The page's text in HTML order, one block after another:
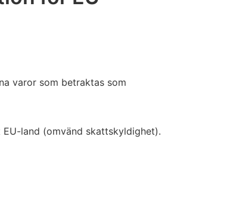
varor som betraktas som
land (omvänd skattskyldighet).